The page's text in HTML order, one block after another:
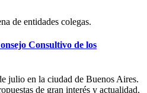
de entidades colegas.
Consultivo de los
julio en la ciudad de Buenos Aires.
de gran interés y actualidad,